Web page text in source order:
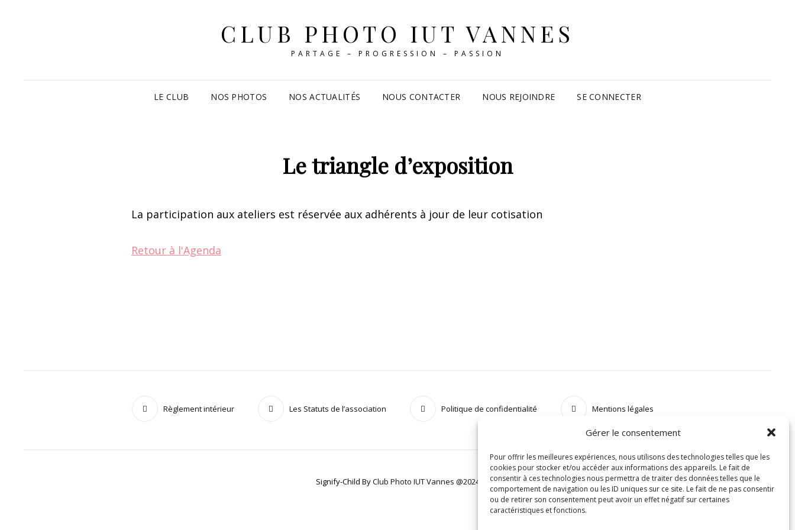
Gérer le consentement
Pour offrir les meilleures expériences, nous utilisons des technologies telles que les
cookies pour stocker et/ou accéder aux informations des appareils. Le fait de
consentir à ces technologies nous permettra de traiter des données telles que le
comportement de navigation ou les ID uniques sur ce site. Le fait de ne pas consentir
ou de retirer son consentement peut avoir un effet négatif sur certaines
caractéristiques et fonctions.
CLUB PHOTO IUT VANNES
PARTAGE – PROGRESSION – PASSION
LE CLUB NOS PHOTOS NOS ACTUALITÉS NOUS CONTACTER NOUS REJOINDRE SE CONNECTER
Le triangle d’exposition
La participation aux ateliers est réservée aux adhérents à jour de leur cotisation
Retour à l'Agenda
Règlement intérieur Les Statuts de l’association Politique de confidentialité Mentions légales
Signify-Child ByClub Photo IUT Vannes @2024